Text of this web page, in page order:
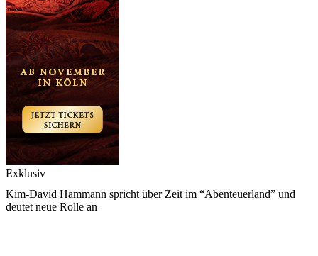
Exklusiv
Kim-David Hammann spricht über Zeit im “Abenteuerland” und
deutet neue Rolle an